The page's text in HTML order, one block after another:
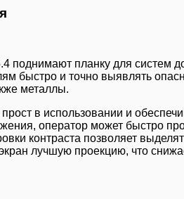
поднимают планку для
быстро и точно выявлять
металлы.
в использовании и
оператор может быстро
контраста позволяет
лучшую проекцию, что